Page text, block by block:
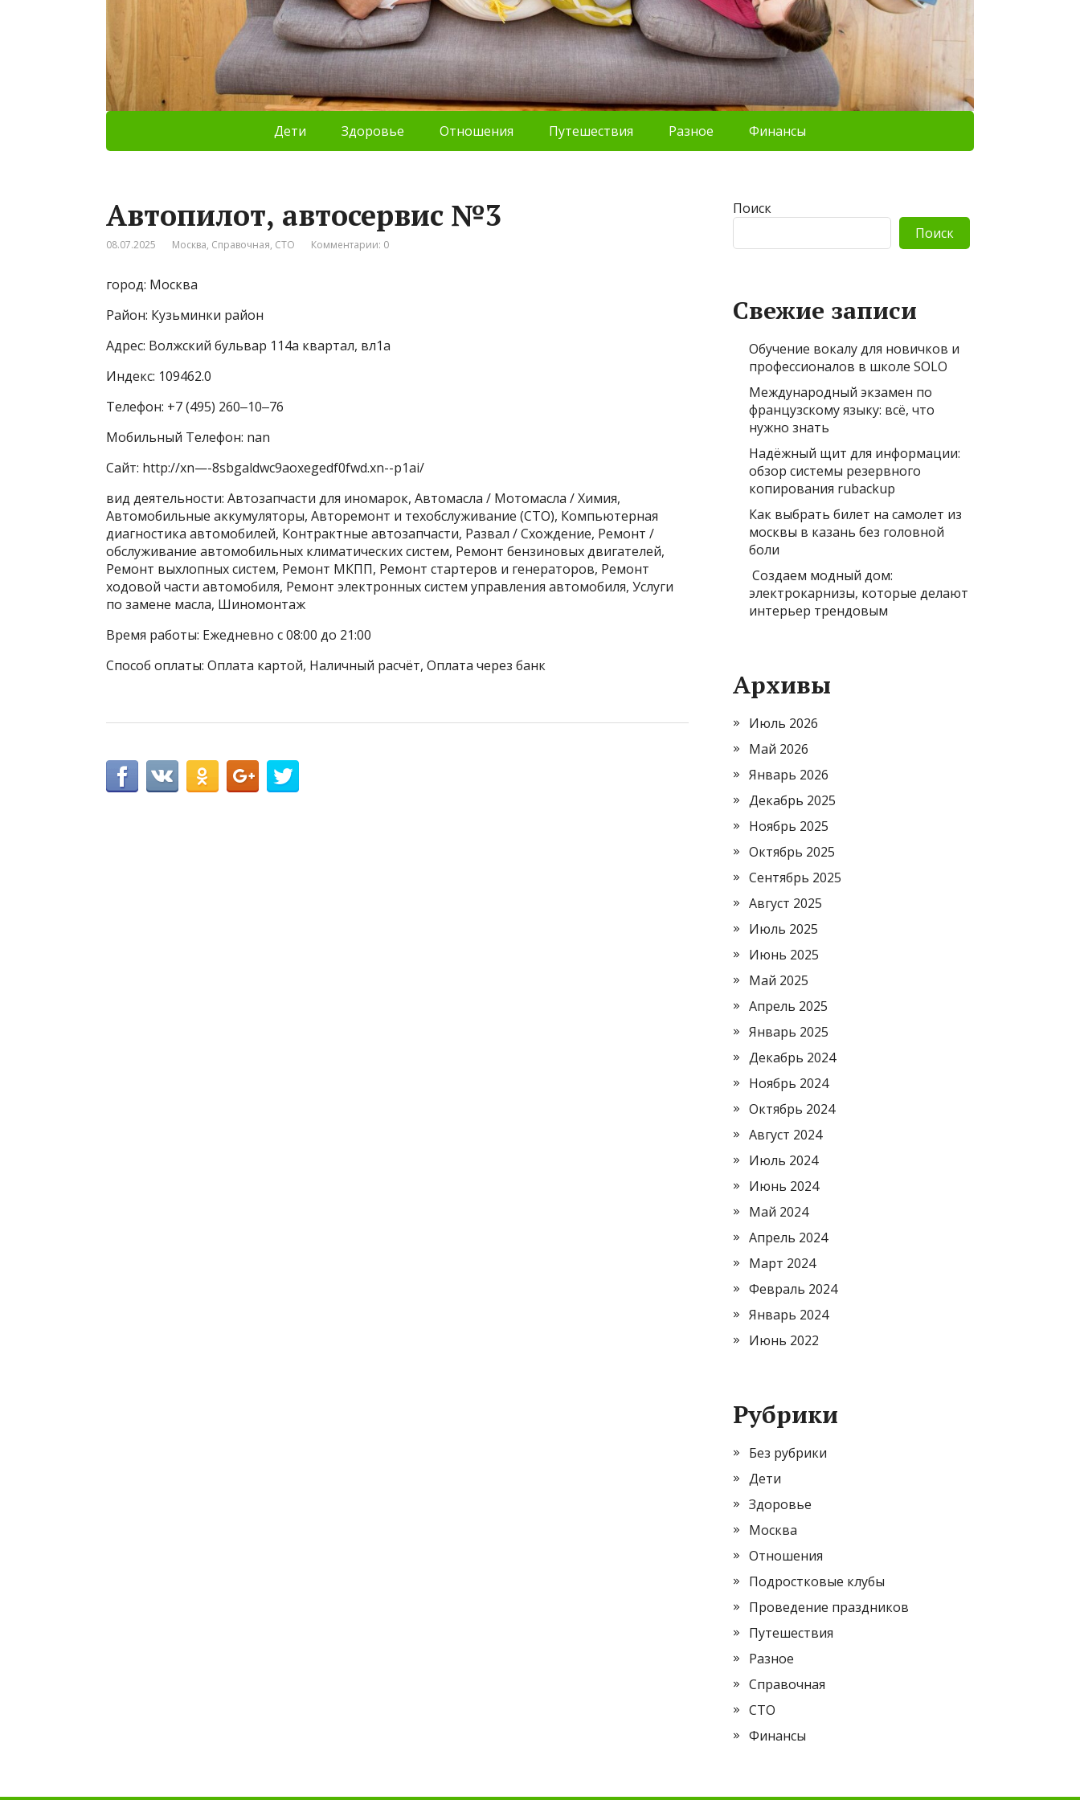
Дети Здоровье Отношения Путешествия Разное Финансы
Автопилот, автосервис №3
08.07.2025 Москва, Справочная, СТО Комментарии: 0
город: Москва
Район: Кузьминки район
Адрес: Волжский бульвар 114а квартал, вл1а
Индекс: 109462.0
Телефон: +7 (495) 260‒10‒76
Мобильный Телефон: nan
Сайт: http://xn—-8sbgaldwc9aoxegedf0fwd.xn--p1ai/
вид деятельности: Автозапчасти для иномарок, Автомасла / Мотомасла / Химия,
Автомобильные аккумуляторы, Авторемонт и техобслуживание (СТО), Компьютерная
диагностика автомобилей, Контрактные автозапчасти, Развал / Схождение, Ремонт /
обслуживание автомобильных климатических систем, Ремонт бензиновых двигателей,
Ремонт выхлопных систем, Ремонт МКПП, Ремонт стартеров и генераторов, Ремонт
ходовой части автомобиля, Ремонт электронных систем управления автомобиля, Услуги
по замене масла, Шиномонтаж
Время работы: Ежедневно с 08:00 до 21:00
Способ оплаты: Оплата картой, Наличный расчёт, Оплата через банк
Поиск
Поиск
Свежие записи
Обучение вокалу для новичков и
профессионалов в школе SOLO
Международный экзамен по
французскому языку: всё, что
нужно знать
Надёжный щит для информации:
обзор системы резервного
копирования rubackup
Как выбрать билет на самолет из
москвы в казань без головной
боли
Создаем модный дом:
электрокарнизы, которые делают
интерьер трендовым
Архивы
Июль 2026
Май 2026
Январь 2026
Декабрь 2025
Ноябрь 2025
Октябрь 2025
Сентябрь 2025
Август 2025
Июль 2025
Июнь 2025
Май 2025
Апрель 2025
Январь 2025
Декабрь 2024
Ноябрь 2024
Октябрь 2024
Август 2024
Июль 2024
Июнь 2024
Май 2024
Апрель 2024
Март 2024
Февраль 2024
Январь 2024
Июнь 2022
Рубрики
Без рубрики
Дети
Здоровье
Москва
Отношения
Подростковые клубы
Проведение праздников
Путешествия
Разное
Справочная
СТО
Финансы